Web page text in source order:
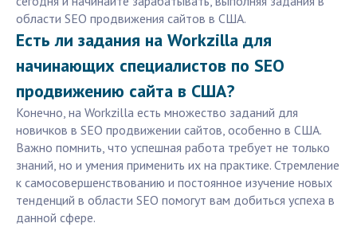
области SEO продвижения сайтов в США.
Есть ли задания на Workzilla для
начинающих специалистов по SEO
продвижению сайта в США?
Конечно, на Workzilla есть множество заданий для
новичков в SEO продвижении сайтов, особенно в США.
Важно помнить, что успешная работа требует не только
знаний, но и умения применить их на практике. Стремление
к самосовершенствованию и постоянное изучение новых
тенденций в области SEO помогут вам добиться успеха в
данной сфере.